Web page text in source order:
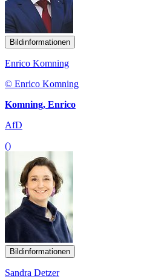
Bildinformationen
Enrico Komning
© Enrico Komning
Komning, Enrico
AfD
()
Bildinformationen
Sandra Detzer